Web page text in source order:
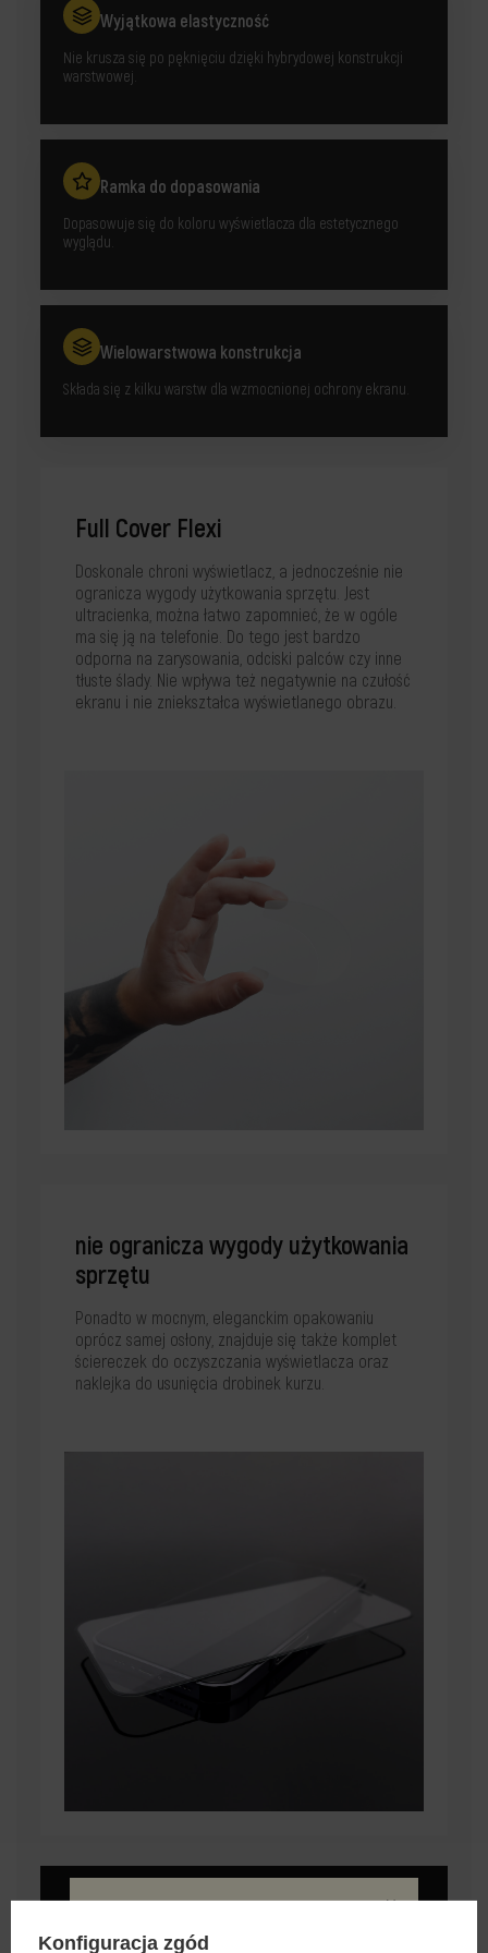
Wyjątkowa elastyczność
Nie krusza się po pęknięciu dzięki hybrydowej konstrukcji
warstwowej.
Ramka do dopasowania
Dopasowuje się do koloru wyświetlacza dla estetycznego
wyglądu.
Wielowarstwowa konstrukcja
Składa się z kilku warstw dla wzmocnionej ochrony ekranu.
Full Cover Flexi
Doskonale chroni wyświetlacz, a jednocześnie nie
ogranicza wygody użytkowania sprzętu. Jest
ultracienka, można łatwo zapomnieć, że w ogóle
ma się ją na telefonie. Do tego jest bardzo
odporna na zarysowania, odciski palców czy inne
tłuste ślady. Nie wpływa też negatywnie na czułość
ekranu i nie zniekształca wyświetlanego obrazu.
nie ogranicza wygody użytkowania
sprzętu
Ponadto w mocnym, eleganckim opakowaniu
oprócz samej osłony, znajduje się także komplet
ściereczek do oczyszczania wyświetlacza oraz
naklejka do usunięcia drobinek kurzu.
Konfiguracja zgód